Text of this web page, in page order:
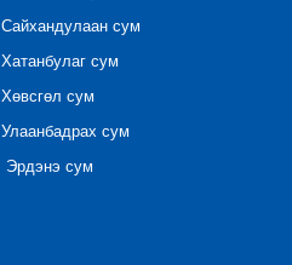
Сайхандулаан сум
Хатанбулаг сум
Хөвсгөл сум
Улаанбадрах сум
Эрдэнэ сум